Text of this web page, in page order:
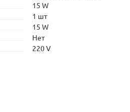
15 W
1 шт
15 W
Нет
220 V